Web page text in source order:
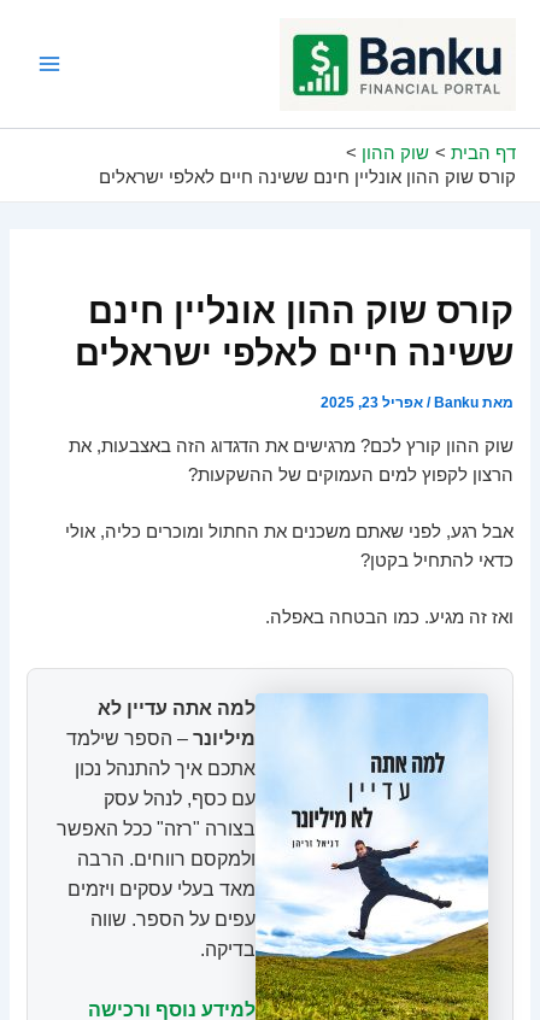
דף הבית
שוק ההון
קורס שוק ההון אונליין חינם ששינה חיים לאלפי ישראלים
קורס שוק ההון אונליין חינם
ששינה חיים לאלפי ישראלים
מאתBanku
/אפריל 23, 2025
שוק ההון קורץ לכם? מרגישים את הדגדוג הזה באצבעות, את
הרצון לקפוץ למים העמוקים של ההשקעות?
אבל רגע, לפני שאתם משכנים את החתול ומוכרים כליה, אולי
כדאי להתחיל בקטן?
ואז זה מגיע. כמו הבטחה באפלה.
למה אתה עדיין לא
מיליונר – הספר שילמד
אתכם איך להתנהל נכון
עם כסף, לנהל עסק
בצורה "רזה" ככל האפשר
ולמקסם רווחים. הרבה
מאד בעלי עסקים ויזמים
עפים על הספר. שווה
בדיקה.
למידע נוסף ורכישה